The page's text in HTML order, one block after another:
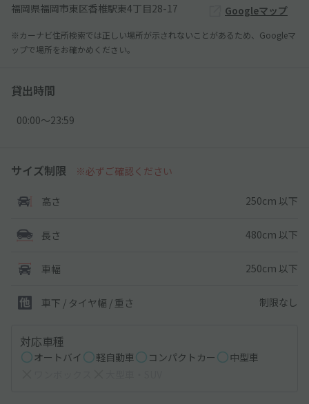
福岡県福岡市東区香椎駅東4丁目28-17 Googleマップ
※カーナビ住所検索では正しい場所が示されないことがあるため、Googleマ
ップで場所をお確かめください。
貸出時間
00:00〜23:59
サイズ制限 ※必ずご確認ください
高さ 250cm 以下
長さ 480cm 以下
車幅 250cm 以下
車下 / タイヤ幅 / 重さ 制限なし
対応車種
オートバイ 軽自動車 コンパクトカー
中型車